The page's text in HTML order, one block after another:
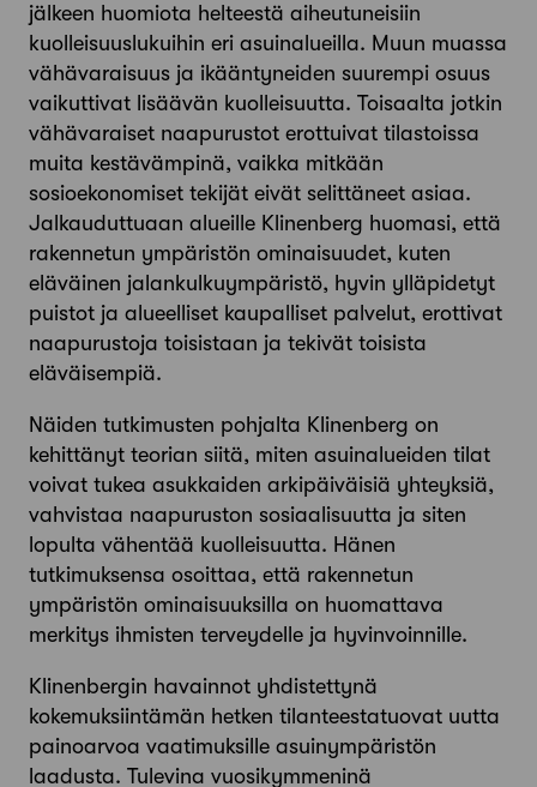
jälkeen huomiota helteestä aiheutuneisiin
kuolleisuuslukuihin eri asuinalueilla. Muun muassa
vähävaraisuus ja ikääntyneiden suurempi osuus
vaikuttivat lisäävän kuolleisuutta. Toisaalta jotkin
vähävaraiset naapurustot erottuivat tilastoissa
muita kestävämpinä, vaikka mitkään
sosioekonomiset tekijät eivät selittäneet asiaa.
Jalkauduttuaan alueille Klinenberg huomasi, että
rakennetun ympäristön ominaisuudet, kuten
eläväinen jalankulkuympäristö, hyvin ylläpidetyt
puistot ja alueelliset kaupalliset palvelut, erottivat
naapurustoja toisistaan ja tekivät toisista
eläväisempiä.
Näiden tutkimusten pohjalta Klinenberg on
kehittänyt teorian siitä, miten asuinalueiden tilat
voivat tukea asukkaiden arkipäiväisiä yhteyksiä,
vahvistaa naapuruston sosiaalisuutta ja siten
lopulta vähentää kuolleisuutta. Hänen
tutkimuksensa osoittaa, että rakennetun
ympäristön ominaisuuksilla on huomattava
merkitys ihmisten terveydelle ja hyvinvoinnille.
Klinenbergin havainnot yhdistettynä
kokemuksiintämän hetken tilanteestatuovat uutta
painoarvoa vaatimuksille asuinympäristön
laadusta. Tulevina vuosikymmeninä